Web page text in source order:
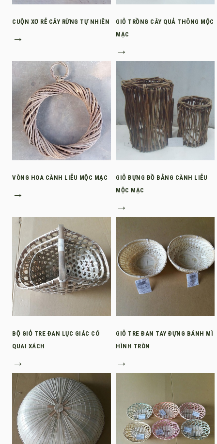
CUỘN XƠ RỄ CÂY RỪNG TỰ NHIÊN
→
GIỎ TRỒNG CÂY QUẢ THÔNG MỘC
MẠC
→
VÒNG HOA CÀNH LIỄU MỘC MẠC
→
GIỎ ĐỰNG ĐỒ BẰNG CÀNH LIỄU
MỘC MẠC
→
BỘ GIỎ TRE ĐAN LỤC GIÁC CÓ
QUAI XÁCH
→
GIỎ TRE ĐAN TAY ĐỰNG BÁNH MÌ
HÌNH TRÒN
→